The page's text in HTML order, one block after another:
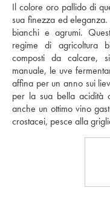
Il colore oro pallido di
sua finezza ed
bianchi e agrumi.
regime di agricoltura
composti da calcare,
manuale, le uve
affina per un anno sui
per la sua bella acidità
anche un ottimo vino
crostacei, pesce alla